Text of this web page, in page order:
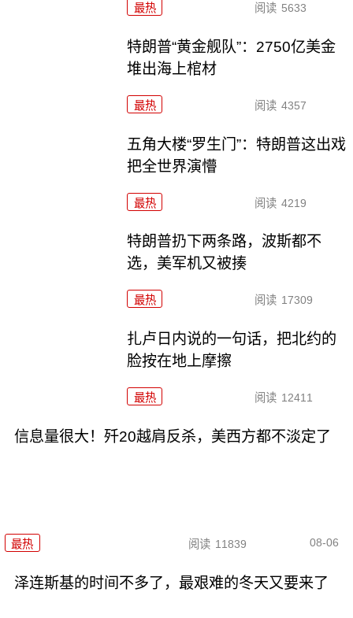
最热 阅读 5633
特朗普“黄金舰队”：2750亿美金
堆出海上棺材
最热 阅读 4357
五角大楼“罗生门”：特朗普这出戏
把全世界演懵
最热 阅读 4219
特朗普扔下两条路，波斯都不
选，美军机又被揍
最热 阅读 17309
扎卢日内说的一句话，把北约的
脸按在地上摩擦
最热 阅读 12411
信息量很大！歼20越肩反杀，美西方都不淡定了
最热 阅读 11839 08-06
泽连斯基的时间不多了，最艰难的冬天又要来了